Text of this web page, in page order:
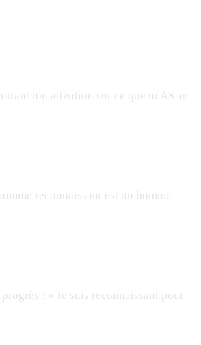
ton attention sur ce que tu AS au
reconnaissant est un homme
: « Je suis reconnaissant pour